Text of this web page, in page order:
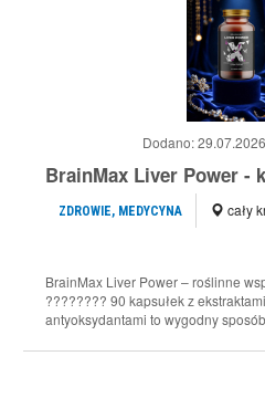
Dodano:29.07.2026
BrainMax Liver Power -
ZDROWIE, MEDYCYNA cały
BrainMax Liver Power – roślinne
???????? 90 kapsułek z
antyoksydantami to wygodny